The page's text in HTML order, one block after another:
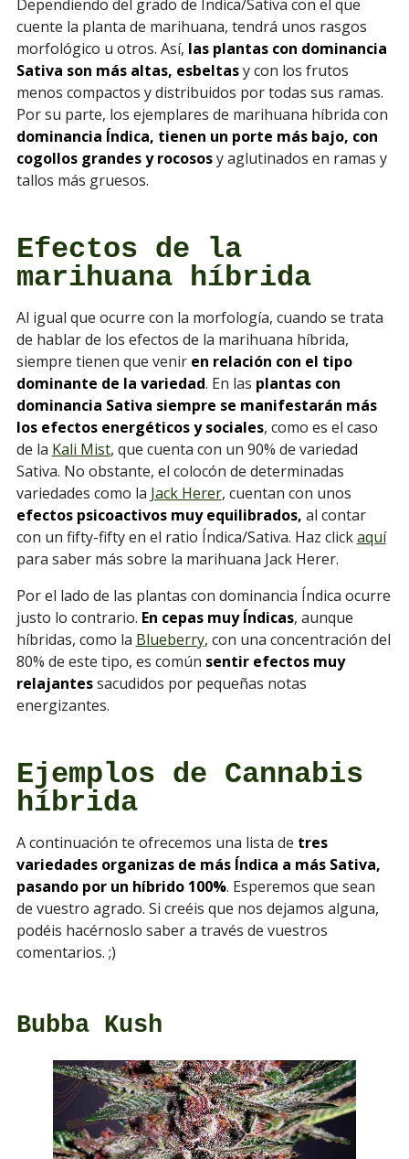
Dependiendo del grado de Índica/Sativa con el que
cuente la planta de marihuana, tendrá unos rasgos
morfológico u otros. Así, las plantas con dominancia
Sativa son más altas, esbeltasy con los frutos
menos compactos y distribuidos por todas sus ramas.
Por su parte, los ejemplares de marihuana híbrida con
dominancia Índica, tienen un porte más bajo, con
cogollos grandes y rocososy aglutinados en ramas y
tallos más gruesos.
Efectos de la
marihuana híbrida
Al igual que ocurre con la morfología, cuando se trata
de hablar de los efectos de la marihuana híbrida,
siempre tienen que veniren relación con el tipo
dominante de la variedad. En las plantas con
dominancia Sativa siempre se manifestarán más
los efectos energéticos y sociales, como es el caso
de la Kali Mist, que cuenta con un 90% de variedad
Sativa. No obstante, el colocón de determinadas
variedades como la Jack Herer, cuentan con unos
efectos psicoactivos muy equilibrados, al contar
con un fifty-fifty en el ratio Índica/Sativa. Haz clickaquí
para saber más sobre la marihuana Jack Herer.
Por el lado de las plantas con dominancia Índica ocurre
justo lo contrario. En cepas muy Índicas, aunque
híbridas, como la Blueberry, con una concentración del
80% de este tipo, es común sentir efectos muy
relajantessacudidos por pequeñas notas
energizantes.
Ejemplos de Cannabis
híbrida
A continuación te ofrecemos una lista de tres
variedades organizas de más Índica a más Sativa,
pasando por un híbrido 100%. Esperemos que sean
de vuestro agrado. Si creéis que nos dejamos alguna,
podéis hacérnoslo saber a través de vuestros
comentarios. ;)
Bubba Kush